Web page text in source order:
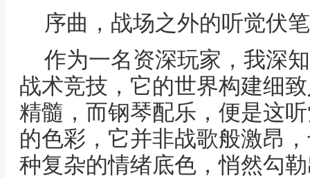
序曲，战场之外的听觉伏笔
作为一名资深玩家，我深
战术竞技，它的世界构建细
精髓，而钢琴配乐，便是这
的色彩，它并非战歌般激昂
种复杂的情绪底色，悄然勾